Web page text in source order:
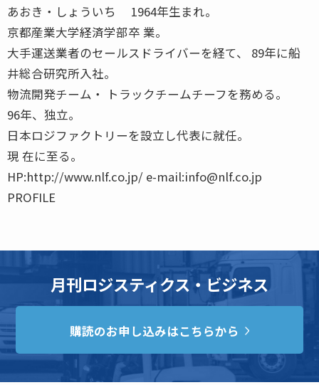
あおき・しょういち 1964年生まれ。
京都産業大学経済学部卒 業。
大手運送業者のセールスドライバーを経て、 89年に船
井総合研究所入社。
物流開発チーム・ トラックチームチーフを務める。
96年、独立。
日本ロジファクトリーを設立し代表に就任。
現 在に至る。
HP:http://www.nlf.co.jp/ e-mail:info@nlf.co.jp
PROFILE
月刊ロジスティクス・ビジネス
購読のお申し込みはこちらから